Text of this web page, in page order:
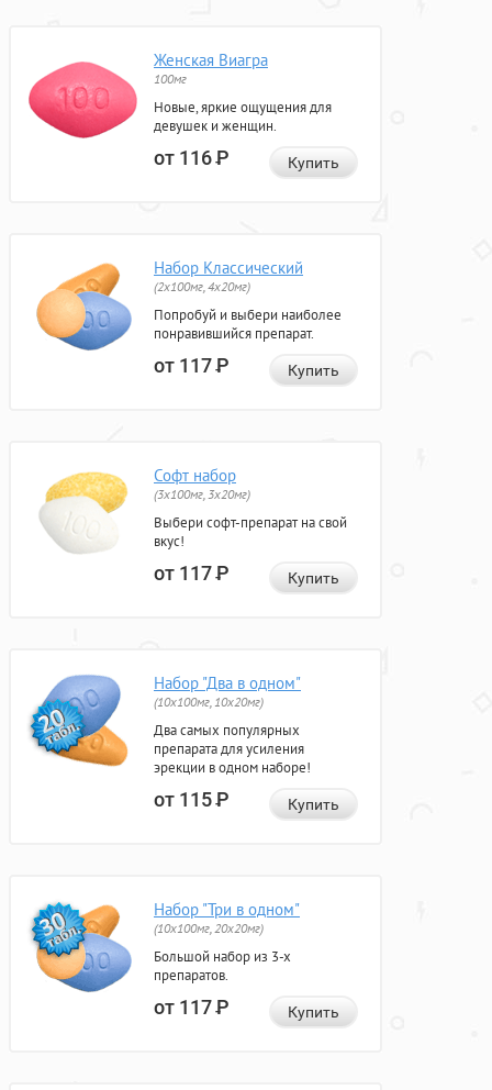
Женская Виагра
100мг
Новые, яркие ощущения для
девушек и женщин.
от 116Р Купить
Набор Классический
(2x100мг, 4x20мг)
Попробуй и выбери наиболее
понравившийся препарат.
от 117Р Купить
Софт набор
(3x100мг, 3x20мг)
Выбери софт-препарат на свой
вкус!
от 117Р Купить
Набор "Два в одном"
(10x100мг, 10x20мг)
Два самых популярных
препарата для усиления
эрекции в одном наборе!
от 115Р Купить
Набор "Три в одном"
(10x100мг, 20x20мг)
Большой набор из 3-х
препаратов.
от 117Р Купить